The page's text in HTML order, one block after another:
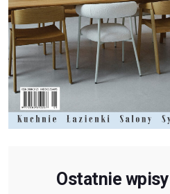
Ostatnie wpisy